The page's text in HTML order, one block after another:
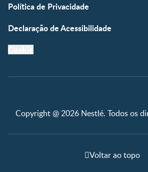
Política de Privacidade
Declaração de Acessibilidade
Copyright @ 2026 Nestlé. Todos os
Voltar ao topo